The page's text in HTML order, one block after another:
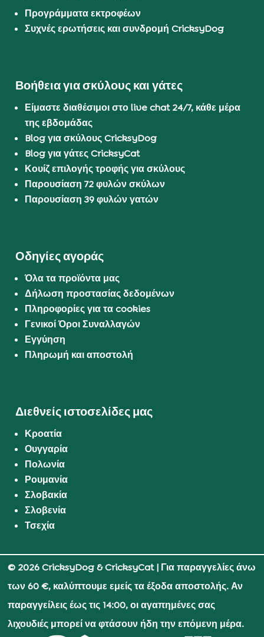
Προγράμματα εκτροφέων
Συχνές ερωτήσεις και συνδρομή CricksyDog
Βοήθεια για σκύλους και γάτες
Είμαστε διαθέσιμοι στο live chat 24/7, κάθε μέρα
της εβδομάδας
Blog για σκύλους CricksyDog
Blog για γάτες CricksyCat
Κουίζ επιλογής τροφής για σκύλους
Παρουσίαση 72 φυλών σκύλων
Παρουσίαση 39 φυλών γατών
Οδηγίες αγοράς
Όλα τα προϊόντα μας
Δήλωση προστασίας δεδομένων
Πληροφορίες για τα cookies
Γενικοί Όροι Συναλλαγών
Εγγύηση
Πληρωμή και αποστολή
Διεθνείς ιστοσελίδες μας
Κροατία
Ουγγαρία
Πολωνία
Ρουμανία
Σλοβακία
Σλοβενία
Τσεχία
© 2026 CricksyDog & CricksyCat| Για παραγγελίες άνω
των 60 €, καλύπτουμε εμείς τα έξοδα αποστολής. Αν
παραγγείλεις έως τις 14:00, οι αγαπημένες σας
λιχουδιές μπορεί να φτάσουν ήδη την επόμενη μέρα.